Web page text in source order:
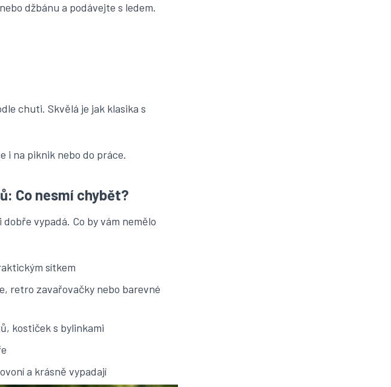
džbánu a podávejte s ledem.
chuti. Skvělá je jak klasika s
i na piknik nebo do práce.
Co nesmí chybět?
vypadá. Co by vám nemělo
sítkem
retro zavařovačky nebo barevné
kostiček s bylinkami
a krásně vypadají